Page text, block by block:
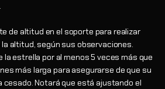
de altitud en el soporte para realizar
altitud, según sus observaciones.
la estrella por al menos 5 veces más que
más larga para asegurarse de que su
cesado. Notará que está ajustando el